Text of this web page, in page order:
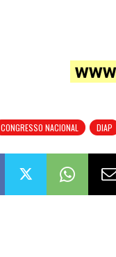
CONGRESSO NACIONAL DIAP